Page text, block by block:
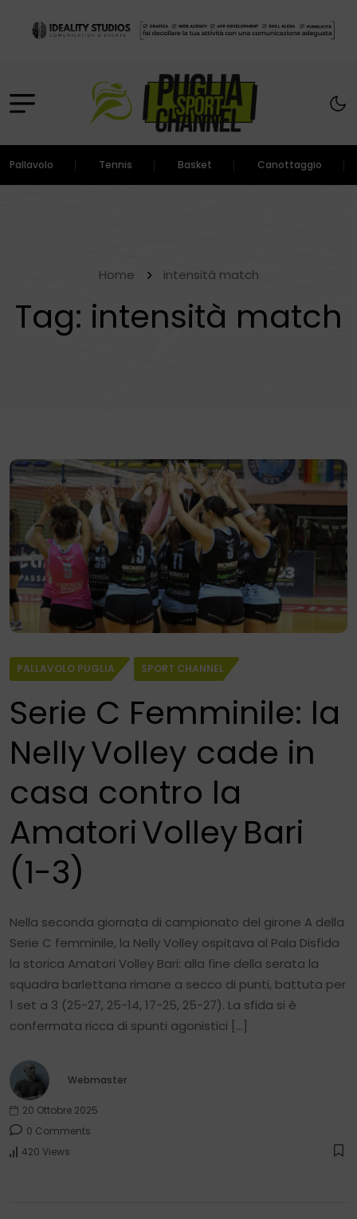
Pallavolo Tennis Basket Canottaggio
Home intensità match
Tag: intensità match
PALLAVOLO PUGLIA SPORT CHANNEL
Serie C Femminile: la
Nelly Volley cade in
casa contro la
Amatori Volley Bari
(1-3)
Nella seconda giornata di campionato del girone A della
Serie C femminile, la Nelly Volley ospitava al Pala Disfida
la storica Amatori Volley Bari: alla fine della serata la
squadra barlettana rimane a secco di punti, battuta per
1 set a 3 (25-27, 25-14, 17-25, 25-27). La sfida si è
confermata ricca di spunti agonistici […]
Webmaster
20 Ottobre 2025
0 Comments
420 Views